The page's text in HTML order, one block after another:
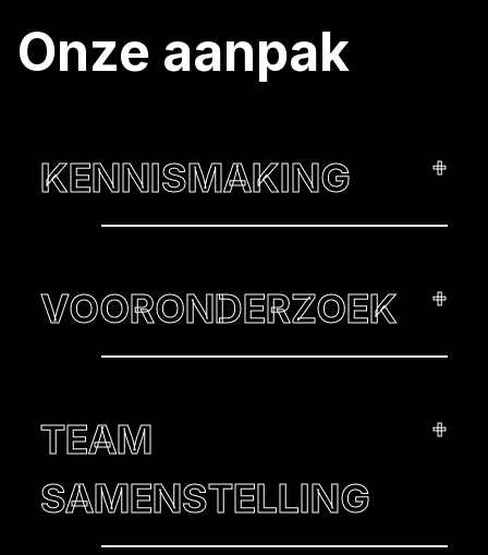
Onze aanpak
KENNISMAKING +
VOORONDERZOEK +
TEAM
SAMENSTELLING
+